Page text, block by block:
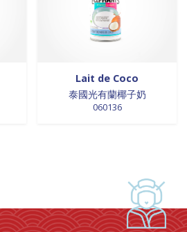
Lait de Coco
泰國光有蘭椰子奶
060136